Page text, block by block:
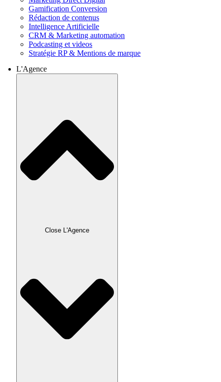
Gamification Conversion
Rédaction de contenus
Intelligence Artificielle
CRM & Marketing automation
Podcasting et videos
Stratégie RP & Mentions de marque
L'Agence
Close L'Agence